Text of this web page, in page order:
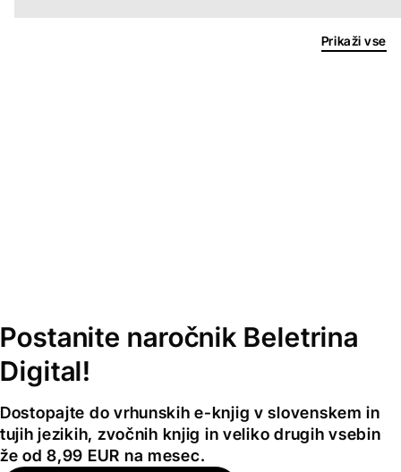
Prikaži vse
Postanite naročnik Beletrina
Digital!
Dostopajte do vrhunskih e-knjig v slovenskem in
tujih jezikih, zvočnih knjig in veliko drugih vsebin
že od 8,99 EUR na mesec.